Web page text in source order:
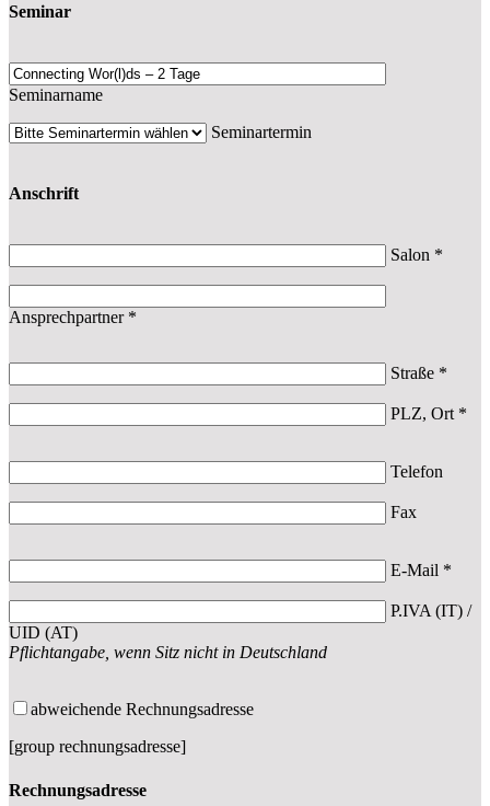
Seminar
Seminarname
Seminartermin
Anschrift
Salon *
Ansprechpartner *
Straße *
PLZ, Ort *
Telefon
Fax
E-Mail *
P.IVA (IT) /
UID (AT)
Pflichtangabe, wenn Sitz nicht in Deutschland
abweichende Rechnungsadresse
[group rechnungsadresse]
Rechnungsadresse